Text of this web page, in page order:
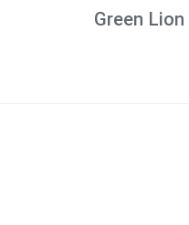
هدفون بلوتوثی گرین لاین Green Lion